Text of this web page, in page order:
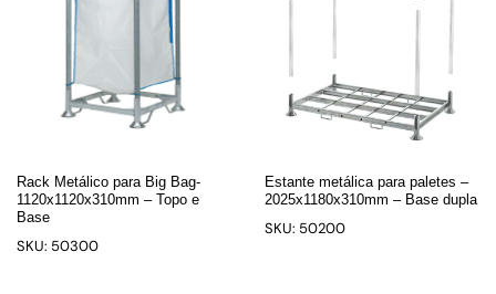
Rack Metálico para Big Bag-
1120x1120x310mm – Topo e
Base
SKU: 50300
Estante metálica para paletes –
2025x1180x310mm – Base dupla
SKU: 50200